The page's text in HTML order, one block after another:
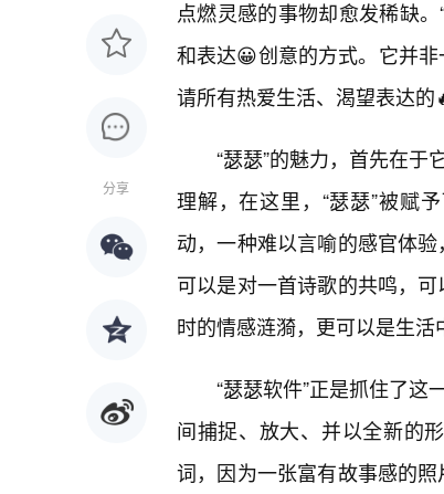
分享
点燃灵感的事物却愈发稀缺
和表达😀创意的方式。它并
请所有热爱生活、渴望表达的
“瑟瑟”的魅力，首先在于
理解，在这里，“瑟瑟”被赋
动，一种难以言喻的感官体
可以是对一首诗歌的共鸣，
时的情感涟漪，更可以是生活
“瑟瑟软件”正是抓住了这
间捕捉、放大、并以全新的
词，因为一张富有故事感的